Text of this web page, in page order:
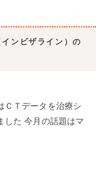
ンビザライン）の
ＣＴデータを治療シ
した 今月の話題はマ